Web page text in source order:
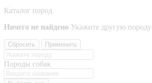
Каталог пород
Ничего не найдено Укажите другую породу
Сбросить Применить
Породы собак